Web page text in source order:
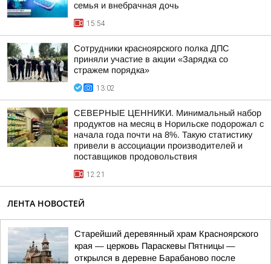
семья и внебрачная дочь
15:54
Сотрудники красноярского полка ДПС
приняли участие в акции «Зарядка со
стражем порядка»
13:02
СЕВЕРНЫЕ ЦЕННИКИ. Минимальный набор
продуктов на месяц в Норильске подорожал с
начала года почти на 8%. Такую статистику
привели в ассоциации производителей и
поставщиков продовольствия
12:21
ЛЕНТА НОВОСТЕЙ
Старейший деревянный храм Красноярского
края — церковь Параскевы Пятницы —
открылся в деревне Барабаново после